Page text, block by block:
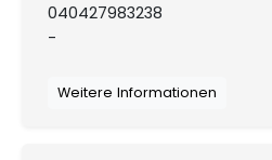
040427983238
-
Weitere Informationen